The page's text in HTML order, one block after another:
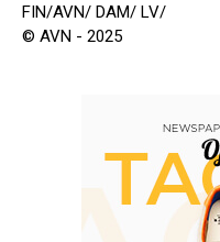
FIN/AVN/ DAM/ LV/
© AVN - 2025